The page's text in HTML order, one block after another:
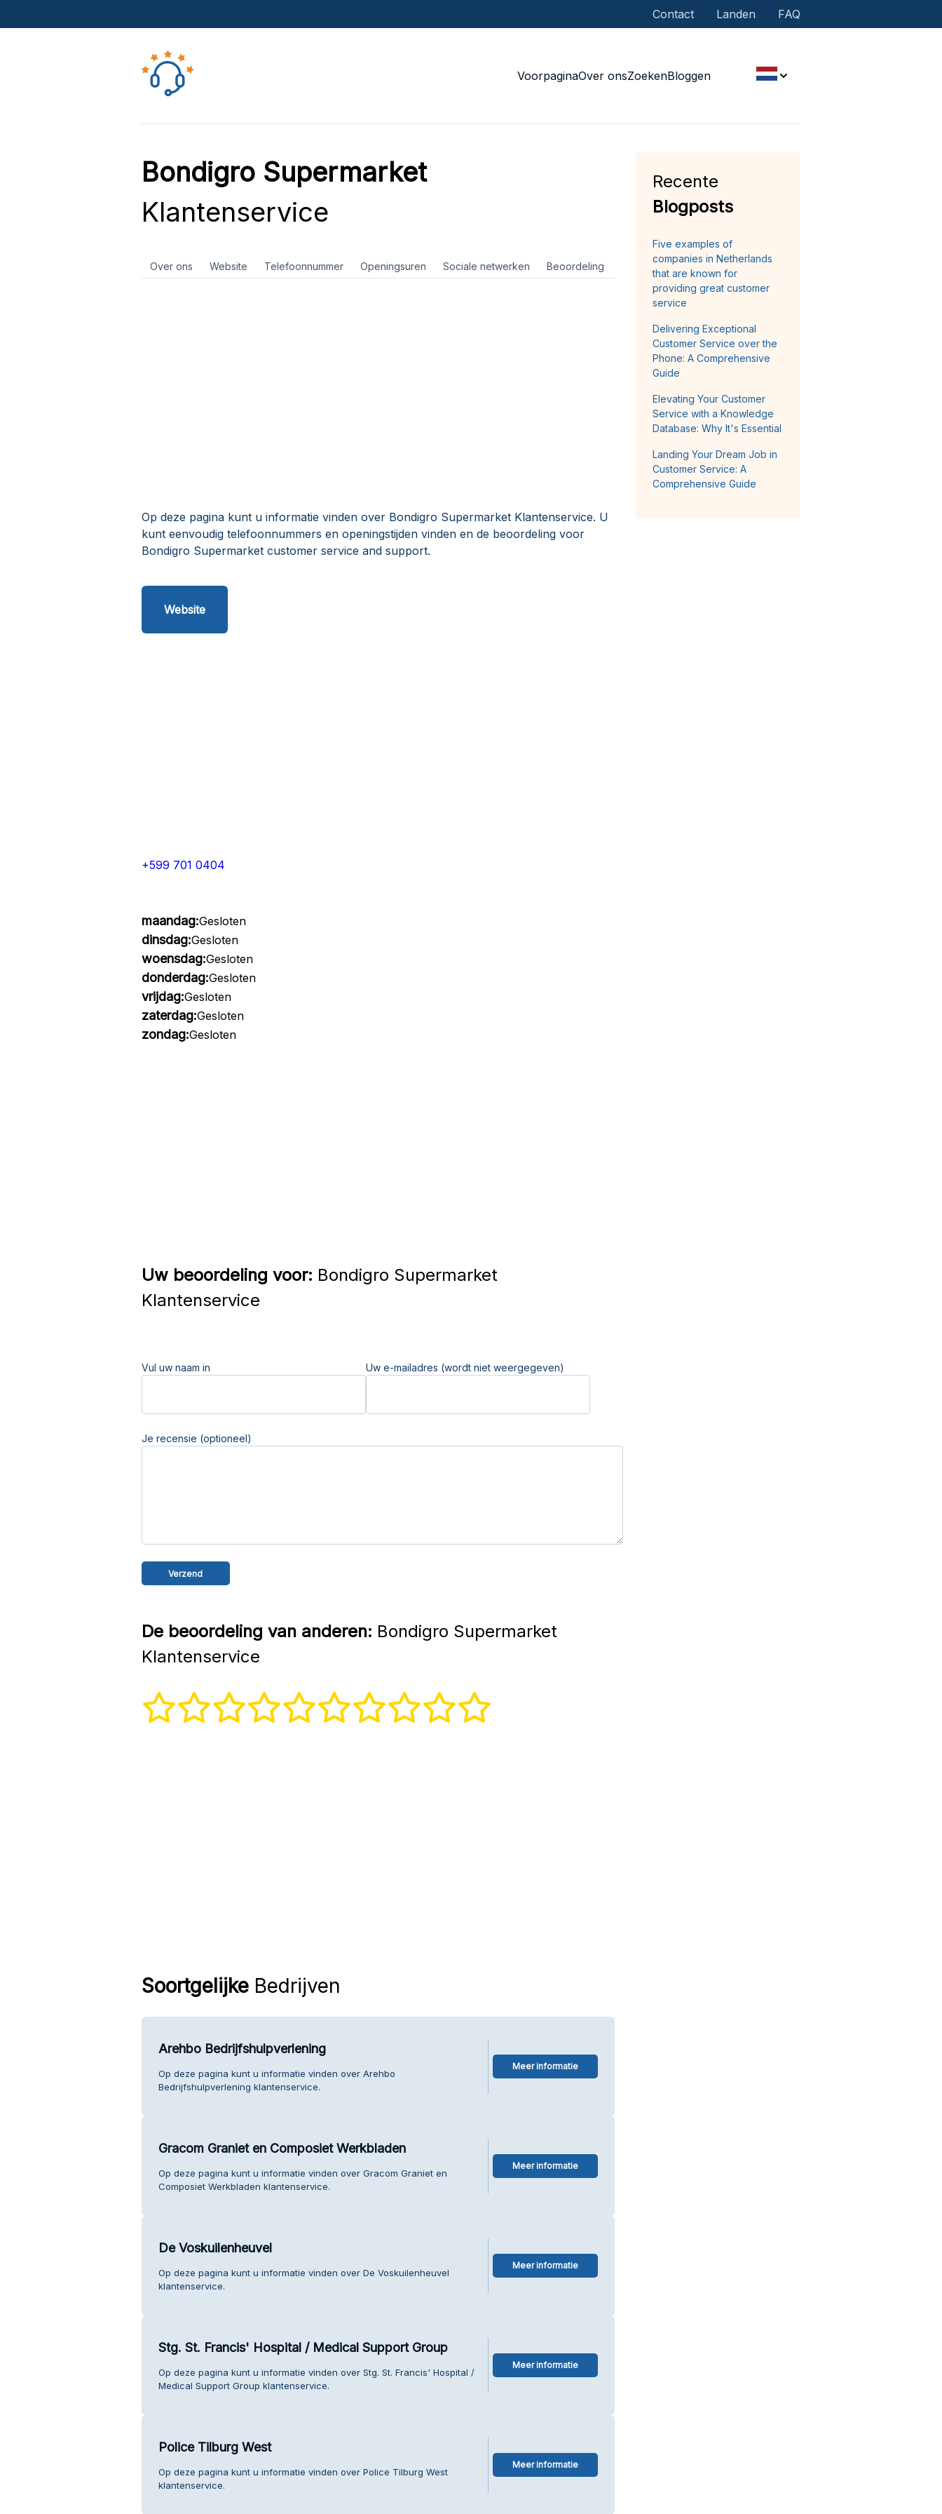
Contact Landen FAQ
VoorpaginaOver onsZoekenBloggen
Bondigro Supermarket
Klantenservice
Over ons Website Telefoonnummer Openingsuren Sociale netwerken Beoordeling
Op deze pagina kunt u informatie vinden over Bondigro Supermarket Klantenservice. U
kunt eenvoudig telefoonnummers en openingstijden vinden en de beoordeling voor
Bondigro Supermarket customer service and support.
Website
+599 701 0404
maandag:Gesloten
dinsdag:Gesloten
woensdag:Gesloten
donderdag:Gesloten
vrijdag:Gesloten
zaterdag:Gesloten
zondag:Gesloten
Uw beoordeling voor: Bondigro Supermarket
Klantenservice
Vul uw naam in Uw e-mailadres (wordt niet weergegeven)
Je recensie (optioneel)
De beoordeling van anderen: Bondigro Supermarket
Klantenservice
SoortgelijkeBedrijven
Arehbo Bedrijfshulpverlening
Op deze pagina kunt u informatie vinden over Arehbo
Bedrijfshulpverlening klantenservice.
Meer informatie
Gracom Graniet en Composiet Werkbladen
Op deze pagina kunt u informatie vinden over Gracom Graniet en
Composiet Werkbladen klantenservice.
Meer informatie
De Voskuilenheuvel
Op deze pagina kunt u informatie vinden over De Voskuilenheuvel
klantenservice.
Meer informatie
Stg. St. Francis' Hospital / Medical Support Group
Op deze pagina kunt u informatie vinden over Stg. St. Francis' Hospital /
Medical Support Group klantenservice.
Meer informatie
Police Tilburg West
Op deze pagina kunt u informatie vinden over Police Tilburg West
klantenservice.
Meer informatie
Recente
Blogposts
Five examples of
companies in Netherlands
that are known for
providing great customer
service
Delivering Exceptional
Customer Service over the
Phone: A Comprehensive
Guide
Elevating Your Customer
Service with a Knowledge
Database: Why It's Essential
Landing Your Dream Job in
Customer Service: A
Comprehensive Guide